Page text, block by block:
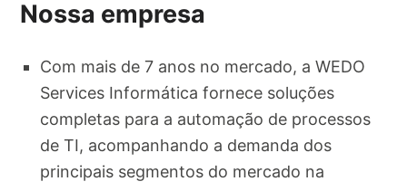
Nossa empresa
Com mais de 7 anos no mercado, a WEDO
Services Informática fornece soluções
completas para a automação de processos
de TI, acompanhando a demanda dos
principais segmentos do mercado na